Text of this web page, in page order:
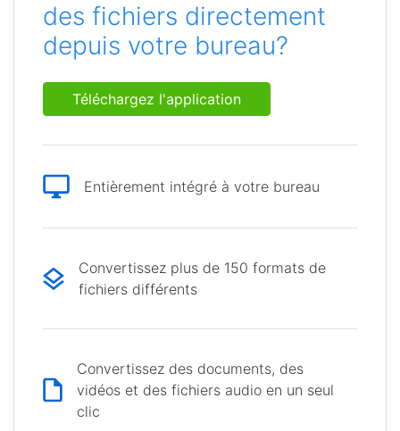
des fichiers directement
depuis votre bureau?
Téléchargez l'application
Entièrement intégré à votre bureau
Convertissez plus de 150 formats de
fichiers différents
Convertissez des documents, des
vidéos et des fichiers audio en un seul
clic